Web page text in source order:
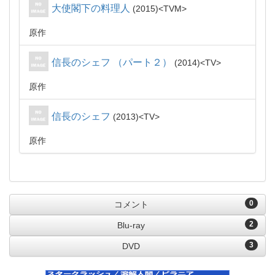
大使閣下の料理人 2015 TVM
原作
信長のシェフ （パート２） 2014 TV
原作
信長のシェフ 2013 TV
原作
0
コメント
2
Blu-ray
3
DVD